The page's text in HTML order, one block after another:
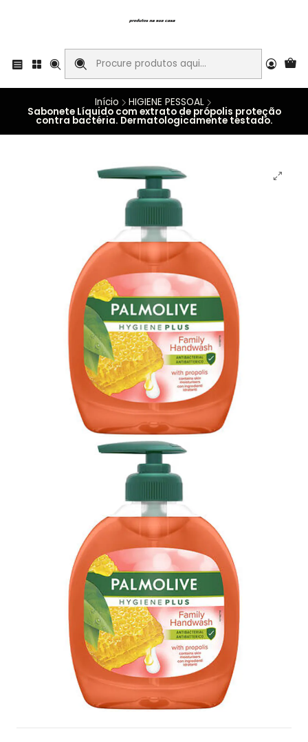
Início HIGIENE PESSOAL
Sabonete Líquido com extrato de própolis proteção
contra bactéria. Dermatologicamente testado.